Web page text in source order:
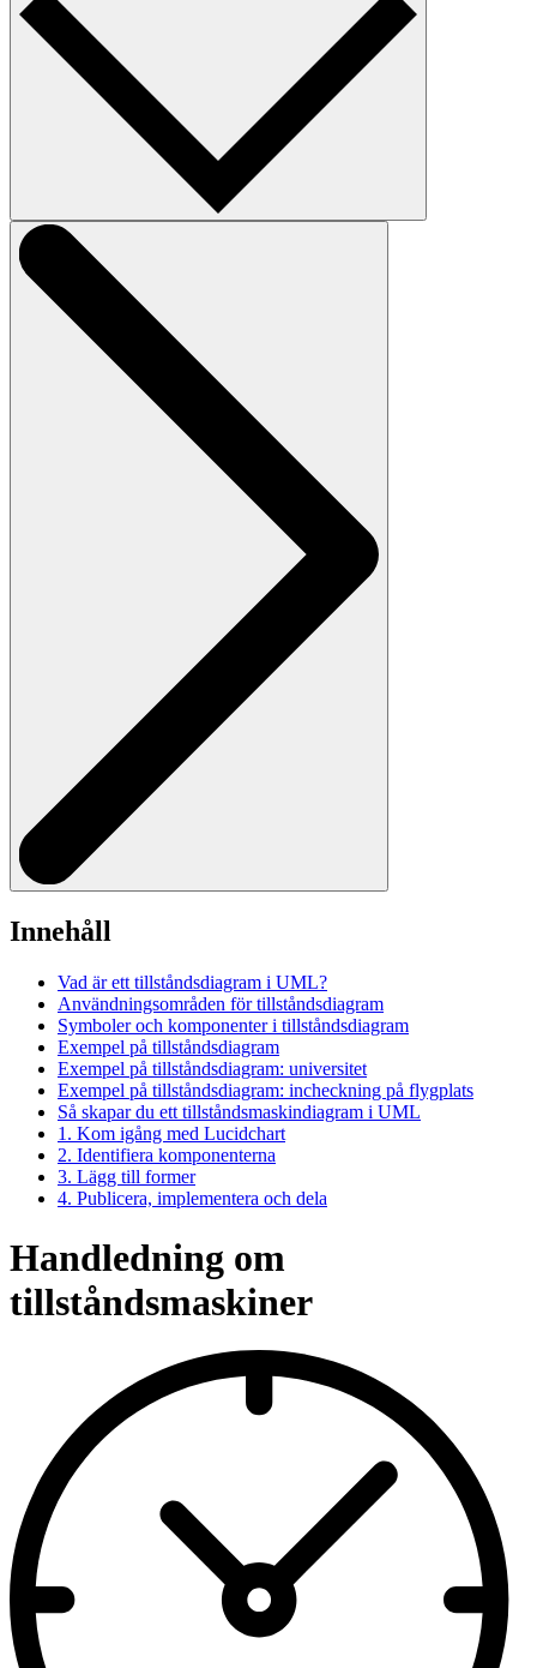
Innehåll
Vad är ett tillståndsdiagram i UML?
Användningsområden för tillståndsdiagram
Symboler och komponenter i tillståndsdiagram
Exempel på tillståndsdiagram
Exempel på tillståndsdiagram: universitet
Exempel på tillståndsdiagram: incheckning på flygplats
Så skapar du ett tillståndsmaskindiagram i UML
1. Kom igång med Lucidchart
2. Identifiera komponenterna
3. Lägg till former
4. Publicera, implementera och dela
Handledning om
tillståndsmaskiner